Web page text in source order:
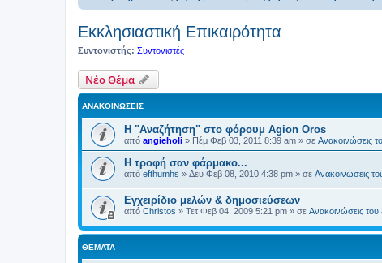
Εκκλησιαστική Επικαιρότητα
Συντονιστής: Συντονιστές
Νέο Θέμα
ΑΝΑΚΟΙΝΏΣΕΙΣ
Η "Αναζήτηση" στο φόρουμ Agion Oros
από angieholi » Πέμ Φεβ 03, 2011 8:39 am » σε Ανακοινώσεις
H τροφή σαν φάρμακο...
από efthumhs » Δευ Φεβ 08, 2010 4:38 pm » σε Ανακοινώσεις
Εγχειρίδιο μελών & δημοσιεύσεων
από Christos » Τετ Φεβ 04, 2009 5:21 pm » σε Ανακοινώσεις
ΘΈΜΑΤΑ